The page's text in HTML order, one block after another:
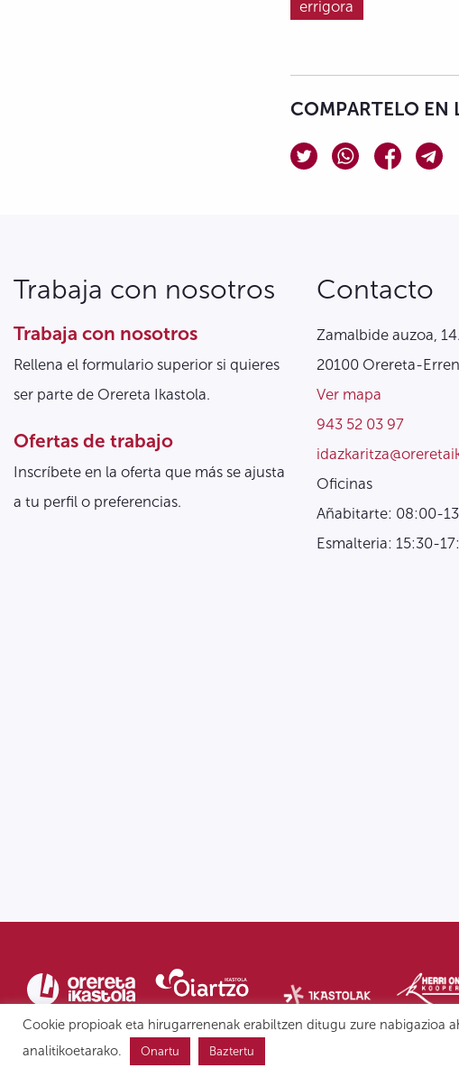
errigora
COMPARTELO EN
Trabaja con nosotros
Trabaja con nosotros
Rellena el formulario superior si quieres
ser parte de Orereta Ikastola.
Ofertas de trabajo
Inscríbete en la oferta que más se ajusta
a tu perfil o preferencias.
Contacto
Zamalbide auzoa, 14.
20100 Orereta-
Ver mapa
943 52 03 97
Oficinas
Añabitarte: 08:00-
Esmalteria: 15:30-
Cookie propioak eta hirugarrenenak erabiltzen ditugu zure nabigazioa
analitikoetarako.
Onartu Baztertu